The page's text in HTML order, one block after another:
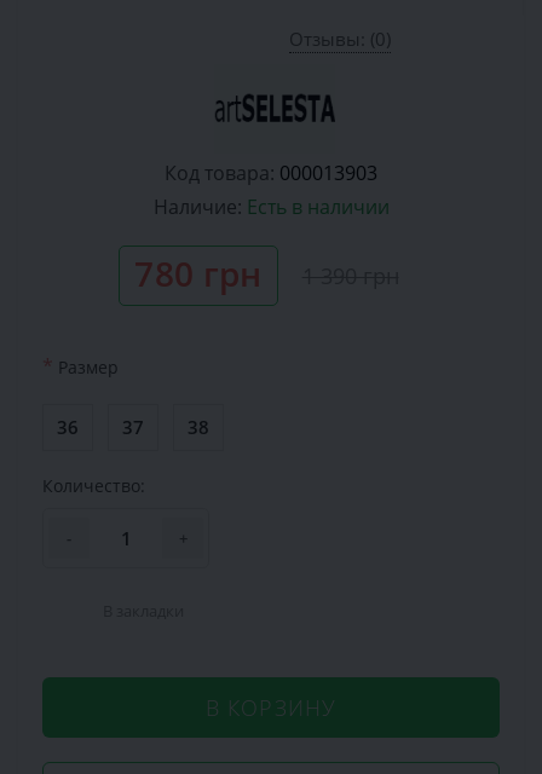
Отзывы: (0)
Код товара: 000013903
Наличие: Есть в наличии
780 грн
* Размер
36 37 38
Количество:
- +
В КОРЗИНУ